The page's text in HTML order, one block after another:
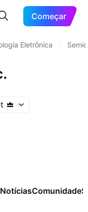
Começar
Eletrônica
NotíciasComunidade